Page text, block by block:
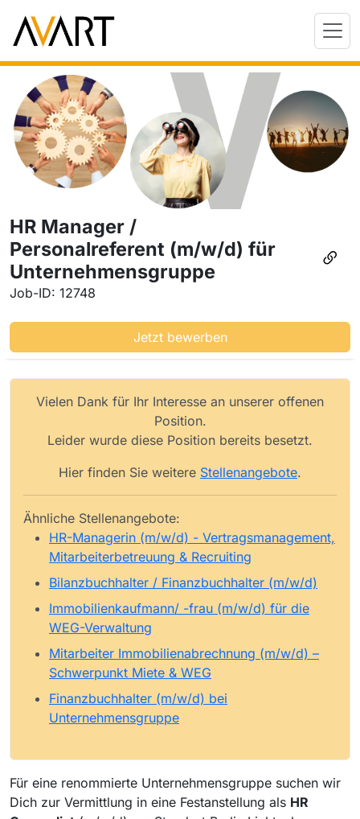
HR Manager /
Personalreferent (m/w/d) für
Unternehmensgruppe
Job-ID: 12748
Jetzt bewerben
Vielen Dank für Ihr Interesse an unserer offenen
Position.
Leider wurde diese Position bereits besetzt.
Hier finden Sie weitere Stellenangebote.
Ähnliche Stellenangebote:
HR-Managerin (m/w/d) - Vertragsmanagement,
Mitarbeiterbetreuung & Recruiting
Bilanzbuchhalter / Finanzbuchhalter (m/w/d)
Immobilienkaufmann/ -frau (m/w/d) für die
WEG-Verwaltung
Mitarbeiter Immobilienabrechnung (m/w/d) –
Schwerpunkt Miete & WEG
Finanzbuchhalter (m/w/d) bei
Unternehmensgruppe
Für eine renommierte Unternehmensgruppe suchen wir
Dich zur Vermittlung in eine Festanstellung als HR